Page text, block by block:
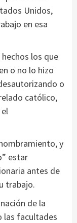
Unidos,
en esa
los que
o no lo hizo
o
católico,
y
estar
antes de
trabajo.
de la
las facultades